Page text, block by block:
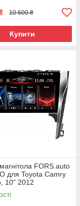
10 600 ₴
Купити
FORS.auto
для Toyota Camry
10" 2012